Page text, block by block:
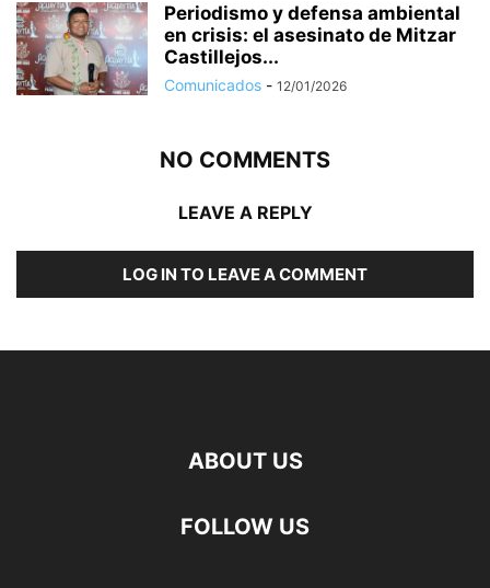
Periodismo y defensa ambiental
en crisis: el asesinato de Mitzar
Castillejos...
Comunicados - 12/01/2026
NO COMMENTS
LEAVE A REPLY
LOG IN TO LEAVE A COMMENT
ABOUT US
FOLLOW US